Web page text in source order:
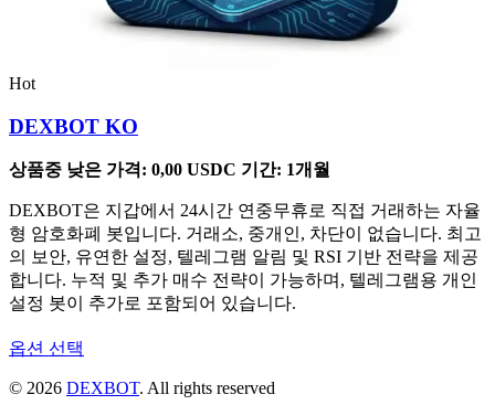
Hot
DEXBOT KO
상품중 낮은 가격: 0,00 USDC 기간: 1개월
DEXBOT은 지갑에서 24시간 연중무휴로 직접 거래하는 자율
형 암호화폐 봇입니다. 거래소, 중개인, 차단이 없습니다. 최고
의 보안, 유연한 설정, 텔레그램 알림 및 RSI 기반 전략을 제공
합니다. 누적 및 추가 매수 전략이 가능하며, 텔레그램용 개인
설정 봇이 추가로 포함되어 있습니다.
옵션 선택
상
© 2026 DEXBOT. All rights reserved